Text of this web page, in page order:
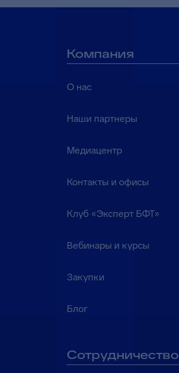
Компания
О нас
Наши партнеры
Медиацентр
Контакты и офисы
Клуб «Эксперт БФТ»
Вебинары и курсы
Закупки
Блог
Сотрудничество